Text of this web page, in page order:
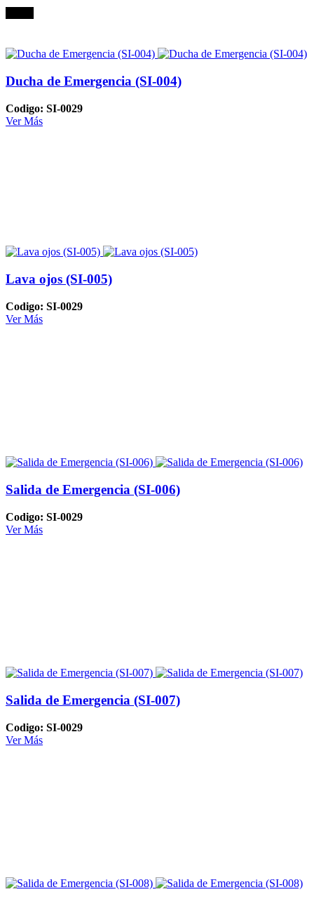
Ducha de Emergencia (SI-004)
Codigo: SI-0029
Ver Más
Lava ojos (SI-005)
Codigo: SI-0029
Ver Más
Salida de Emergencia (SI-006)
Codigo: SI-0029
Ver Más
Salida de Emergencia (SI-007)
Codigo: SI-0029
Ver Más